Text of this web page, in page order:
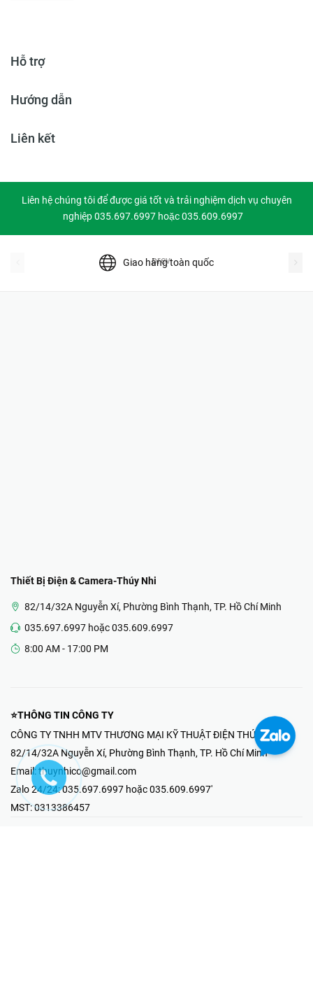
Hỗ trợ
Hướng dẫn
Liên kết
Liên hệ chúng tôi để được giá tốt và trải nghiệm dịch vụ chuyên
nghiệp 035.697.6997 hoặc 035.609.6997
Giao hàng toàn quốc
prev
Thiết Bị Điện & Camera-Thúy Nhi
82/14/32A Nguyễn Xí, Phường Bình Thạnh, TP. Hồ Chí Minh
035.697.6997 hoặc 035.609.6997
8:00 AM - 17:00 PM
⭐THÔNG TIN CÔNG TY
CÔNG TY TNHH MTV THƯƠNG MẠI KỸ THUẬT ĐIỆN THÚY NHI
82/14/32A Nguyễn Xí, Phường Bình Thạnh, TP. Hồ Chí Minh
Email: thuynhico@gmail.com
Zalo 24/24:035.697.6997 hoặc 035.609.6997'
MST:0313386457